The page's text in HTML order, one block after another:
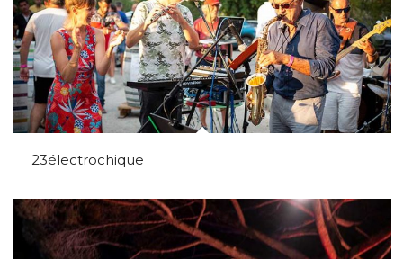
23électrochique